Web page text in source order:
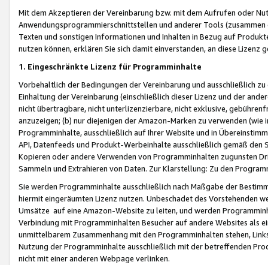
Mit dem Akzeptieren der Vereinbarung bzw. mit dem Aufrufen oder
Anwendungsprogrammierschnittstellen und anderer Tools (zusammen
Texten und sonstigen Informationen und Inhalten in Bezug auf
nutzen können, erklären Sie sich damit einverstanden, an diese Lizenz
1. Eingeschränkte Lizenz für Programminhalte
Vorbehaltlich der Bedingungen der Vereinbarung und ausschließlich
Einhaltung der Vereinbarung (einschließlich dieser Lizenz und der
nicht übertragbare, nicht unterlizenzierbare, nicht exklusive,
anzuzeigen; (b) nur diejenigen der Amazon-Marken zu verwenden
Programminhalte, ausschließlich auf Ihrer Website und in
API, Datenfeeds und Produkt-Werbeinhalte ausschließlich gemäß
Kopieren oder andere Verwenden von Programminhalten zugunsten
Sammeln und Extrahieren von Daten. Zur Klarstellung: Zu den
Sie werden Programminhalte ausschließlich nach Maßgabe der
hiermit eingeräumten Lizenz nutzen. Unbeschadet des Vorstehenden
Umsätze auf eine Amazon-Website zu leiten, und werden
Verbindung mit Programminhalten Besucher auf andere Websites als
unmittelbarem Zusammenhang mit den Programminhalten stehen,
Nutzung der Programminhalte ausschließlich mit der betreffenden
nicht mit einer anderen Webpage verlinken.